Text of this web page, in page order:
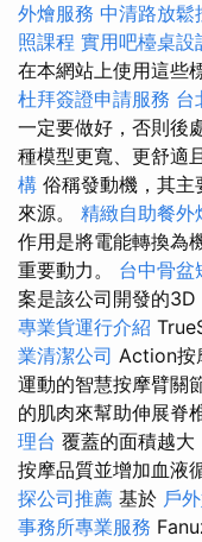
外燴服務 中清路放鬆
照課程 實用吧檯桌設
在本網站上使用這些
杜拜簽證申請服務 台
一定要做好，否則後
種模型更寬、更舒適
構 俗稱發動機，其主
來源。 精緻自助餐外
作用是將電能轉換為
重要動力。 台中骨盆
案是該公司開發的3D
專業貨運行介紹
業清潔公司 Action按
運動的智慧按摩臂關
的肌肉來幫助伸展脊
理台 覆蓋的面積越大
按摩品質並增加血液
探公司推薦 基於 戶
事務所專業服務